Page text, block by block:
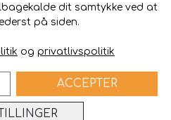
ideal.shop
dit samtykke ved at
på siden.
og privatlivspolitik
ACCEPTER